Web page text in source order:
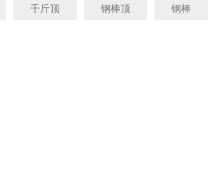
千斤顶 钢棒顶 钢棒